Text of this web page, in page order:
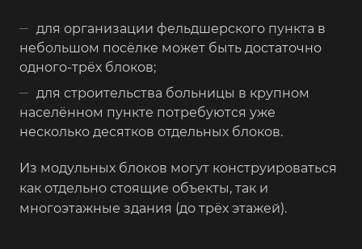
для организации фельдшерского пункта в
небольшом посёлке может быть достаточно
одного-трёх блоков;
для строительства больницы в крупном
населённом пункте потребуются уже
несколько десятков отдельных блоков.
Из модульных блоков могут конструироваться
как отдельно стоящие объекты, так и
многоэтажные здания (до трёх этажей).